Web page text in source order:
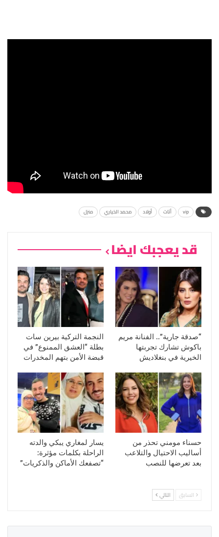
vip أثاث أولاد محمد الخياري منزل
قد يعجبك ايضا
“صدقة جارية”.. الفنانة مريم
باكوش تشارك تجربتها
الخيرية في بنغلاديش
النجمة التركية بيرين سات
بطلة “العشق الممنوع” في
قبضة الأمن بتهم المخدرات
حسناء مومني تحذر من
أساليب الاحتيال والتلاعب
بعد تعرضها للنصب
يسار لمغاري يبكي والدته
الراحلة بكلمات مؤثرة:
“تصفعك الأماكن والذكريات”
السابق التالي